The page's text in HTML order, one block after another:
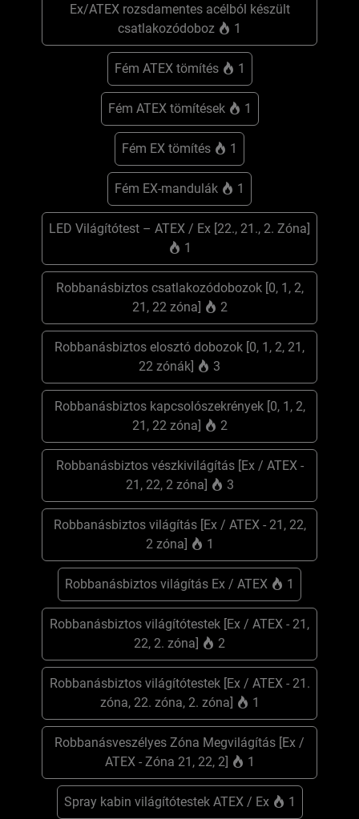
Ex/ATEX rozsdamentes acélból készült
csatlakozódoboz
1
Fém ATEX tömítés 1
Fém ATEX tömítések 1
Fém EX tömítés 1
Fém EX-mandulák 1
LED Világítótest – ATEX / Ex [22., 21., 2. Zóna]
1
Robbanásbiztos csatlakozódobozok [0, 1, 2,
21, 22 zóna]
2
Robbanásbiztos elosztó dobozok [0, 1, 2, 21,
22 zónák]
3
Robbanásbiztos kapcsolószekrények [0, 1, 2,
21, 22 zóna]
2
Robbanásbiztos vészkivilágítás [Ex / ATEX -
21, 22, 2 zóna]
3
Robbanásbiztos világítás [Ex / ATEX - 21, 22,
2 zóna]
1
Robbanásbiztos világítás Ex / ATEX 1
Robbanásbiztos világítótestek [Ex / ATEX - 21,
22, 2. zóna]
2
Robbanásbiztos világítótestek [Ex / ATEX - 21.
zóna, 22. zóna, 2. zóna]
1
Robbanásveszélyes Zóna Megvilágítás [Ex /
ATEX - Zóna 21, 22, 2]
1
Spray kabin világítótestek ATEX / Ex 1